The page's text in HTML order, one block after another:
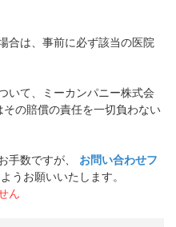
合は、事前に必ず該当の医院
いて、ミーカンパニー株式会
その賠償の責任を一切負わない
手数ですが、
お問い合わせフ
うお願いいたします。
ん